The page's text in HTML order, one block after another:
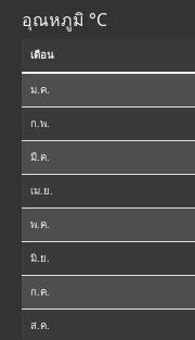
อุณหภูมิ °C
เดือน
ม.ค.
ก.พ.
มี.ค.
เม.ย.
พ.ค.
มิ.ย.
ก.ค.
ส.ค.